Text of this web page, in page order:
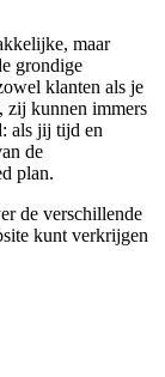
maar
grondige
klanten als je
zij kunnen immers
als jij tijd en
de
plan.
de verschillende
kunt verkrijgen